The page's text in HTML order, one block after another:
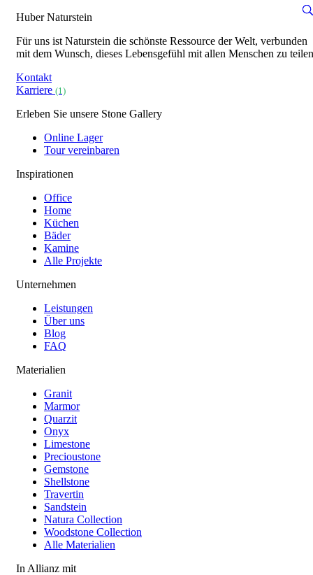
Huber Naturstein
Für uns ist Naturstein die schönste Ressource der Welt, verbunden
mit dem Wunsch, dieses Lebensgefühl mit allen Menschen zu
Kontakt
Karriere (1)
Erleben Sie unsere Stone Gallery
Online Lager
Tour vereinbaren
Inspirationen
Office
Home
Küchen
Bäder
Kamine
Alle Projekte
Unternehmen
Leistungen
Über uns
Blog
FAQ
Materialien
Granit
Marmor
Quarzit
Onyx
Limestone
Precioustone
Gemstone
Shellstone
Travertin
Sandstein
Natura Collection
Woodstone Collection
Alle Materialien
In Allianz mit